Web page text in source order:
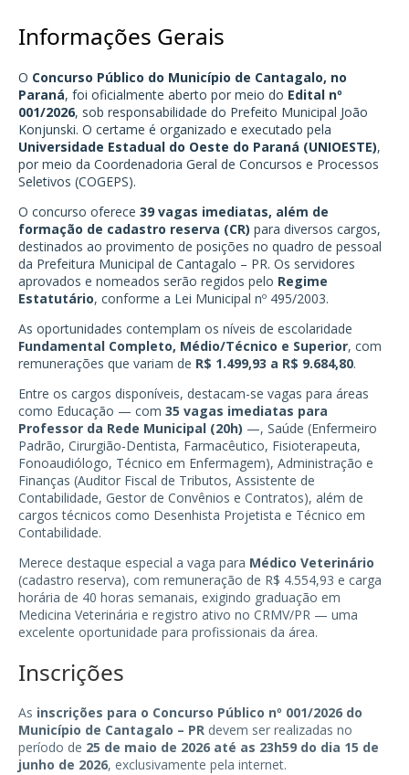
Informações Gerais
O Concurso Público do Município de Cantagalo, no
Paraná, foi oficialmente aberto por meio do Edital nº
001/2026, sob responsabilidade do Prefeito Municipal João
Konjunski. O certame é organizado e executado pela
Universidade Estadual do Oeste do Paraná (UNIOESTE),
por meio da Coordenadoria Geral de Concursos e Processos
Seletivos (COGEPS).
O concurso oferece 39 vagas imediatas, além de
formação de cadastro reserva (CR) para diversos cargos,
destinados ao provimento de posições no quadro de pessoal
da Prefeitura Municipal de Cantagalo – PR. Os servidores
aprovados e nomeados serão regidos pelo Regime
Estatutário, conforme a Lei Municipal nº 495/2003.
As oportunidades contemplam os níveis de escolaridade
Fundamental Completo, Médio/Técnico e Superior, com
remunerações que variam de R$ 1.499,93 a R$ 9.684,80.
Entre os cargos disponíveis, destacam-se vagas para áreas
como Educação — com 35 vagas imediatas para
Professor da Rede Municipal (20h) —, Saúde (Enfermeiro
Padrão, Cirurgião-Dentista, Farmacêutico, Fisioterapeuta,
Fonoaudiólogo, Técnico em Enfermagem), Administração e
Finanças (Auditor Fiscal de Tributos, Assistente de
Contabilidade, Gestor de Convênios e Contratos), além de
cargos técnicos como Desenhista Projetista e Técnico em
Contabilidade.
Merece destaque especial a vaga para Médico Veterinário
(cadastro reserva), com remuneração de R$ 4.554,93 e carga
horária de 40 horas semanais, exigindo graduação em
Medicina Veterinária e registro ativo no CRMV/PR — uma
excelente oportunidade para profissionais da área.
Inscrições
As inscrições para o Concurso Público nº 001/2026 do
Município de Cantagalo – PR devem ser realizadas no
período de 25 de maio de 2026 até as 23h59 do dia 15 de
junho de 2026, exclusivamente pela internet.